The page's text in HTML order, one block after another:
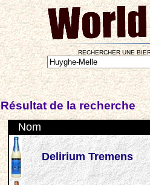
RECHERCHER UNE
Résultat de la recherche
Nom
Delirium Tremens